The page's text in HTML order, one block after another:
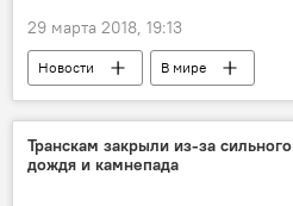
29 марта 2018, 19:13
Новости В мире
Транскам закрыли из-за сильного
дождя и камнепада